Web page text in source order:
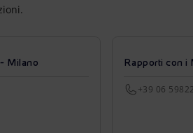
Milano Rapporti con i
+39 06